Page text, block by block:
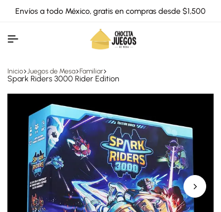
Envíos a todo México, gratis en compras desde $1,500
Inicio Juegos de Mesa Familiar
Spark Riders 3000 Rider Edition